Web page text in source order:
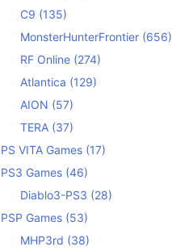
C9 (135)
MonsterHunterFrontier (656)
RF Online (274)
Atlantica (129)
AION (57)
TERA (37)
PS VITA Games (17)
PS3 Games (46)
Diablo3-PS3 (28)
PSP Games (53)
MHP3rd (38)